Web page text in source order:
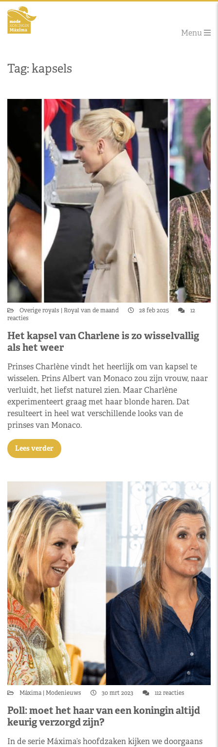
Menu
Tag: kapsels
Overige royals Royal van de maand 28 feb 2025
12
reacties
Het kapsel van Charlene is zo wisselvallig
als het weer
Prinses Charlène vindt het heerlijk om van kapsel te
wisselen. Prins Albert van Monaco zou zijn vrouw, naar
verluidt, het liefst naturel zien. Maar Charlène
experimenteert graag met haar blonde haren. Dat
resulteert in heel wat verschillende looks van de
prinses van Monaco.
Lees verder
Máxima Modenieuws 30 mrt 2023 112 reacties
Poll: moet het haar van een koningin altijd
keurig verzorgd zijn?
In de serie Máxima’s hoofdzaken kijken we doorgaans